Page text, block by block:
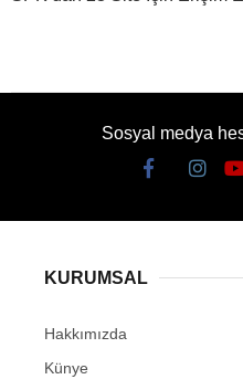
Sosyal medya
KURUMSAL
Hakkımızda
Künye